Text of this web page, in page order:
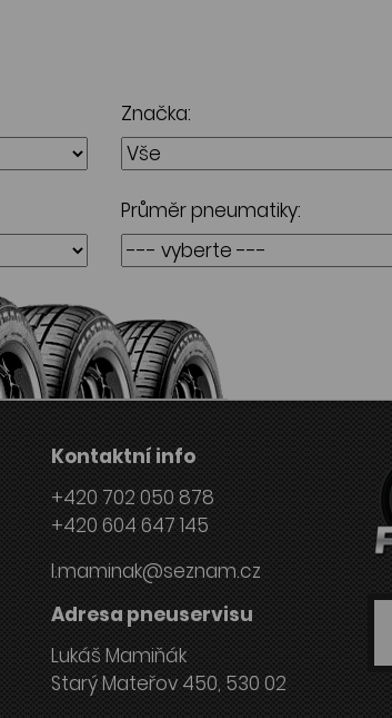
Značka:
Průměr pneumatiky:
Kontaktní info
+420 702 050 878
+420 604 647 145
l.maminak@seznam.cz
Adresa pneuservisu
Lukáš Mamiňák
Starý Mateřov 450, 530 02